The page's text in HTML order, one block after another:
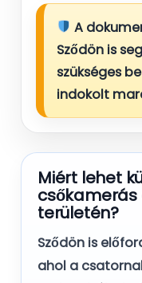
A
Sződön is
szükséges
indokolt
Miért lehet
csőkamerás
területén?
Sződön is
ahol a